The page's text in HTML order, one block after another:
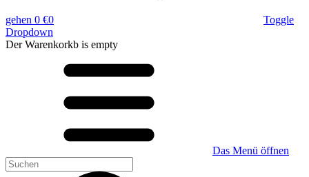
gehen 0 €0
Toggle
Dropdown
Der Warenkorkb is empty
Das Menü öffnen